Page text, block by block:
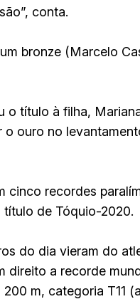
conta.
bronze (Marcelo
o título à filha,
o ouro no
cinco recordes
título de Tóquio-2020.
do dia vieram do
direito a recorde
m, categoria T11